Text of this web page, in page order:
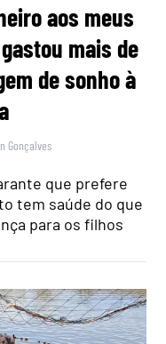
aos meus
mais de
de sonho à
Gonçalves
que prefere
tem saúde do que
para os filhos